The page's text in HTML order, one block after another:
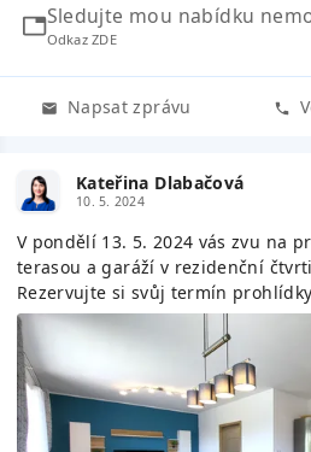
Sledujte mou nabídku
Odkaz ZDE
Napsat zprávu
Kateřina Dlabačová
10. 5. 2024
V pondělí 13. 5. 2024 vás zvu na
terasou a garáží v rezidenční
Rezervujte si svůj termín